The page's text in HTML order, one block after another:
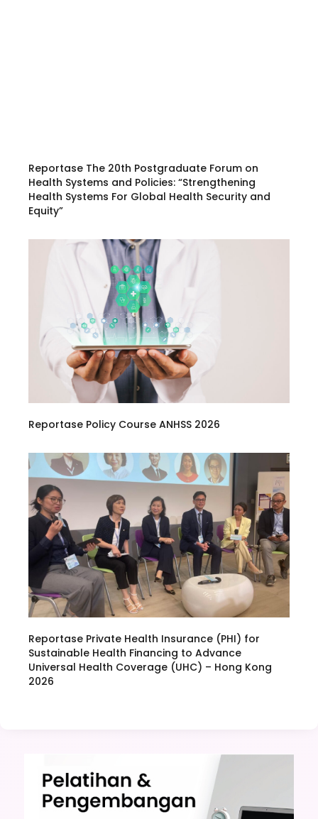
Reportase The 20th Postgraduate Forum on
Health Systems and Policies: “Strengthening
Health Systems For Global Health Security and
Equity”
Reportase Policy Course ANHSS 2026
Reportase Private Health Insurance (PHI) for
Sustainable Health Financing to Advance
Universal Health Coverage (UHC) – Hong Kong
2026